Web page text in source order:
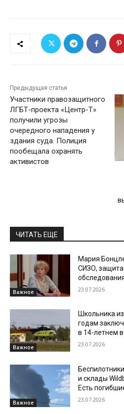
Предыдущая статья
Участники правозащитного
ЛГБТ-проекта «Центр-Т»
получили угрозы
очередного нападения у
здания суда. Полиция
пообещала охранять
активистов
ЧИТАТЬ ЕЩЕ
Важное
Мария
СИЗО, защита
23.07.2026
Важное
Школьника
годам
в 14-летнем
23.07.2026
Важное
и склады
Есть
23.07.2026